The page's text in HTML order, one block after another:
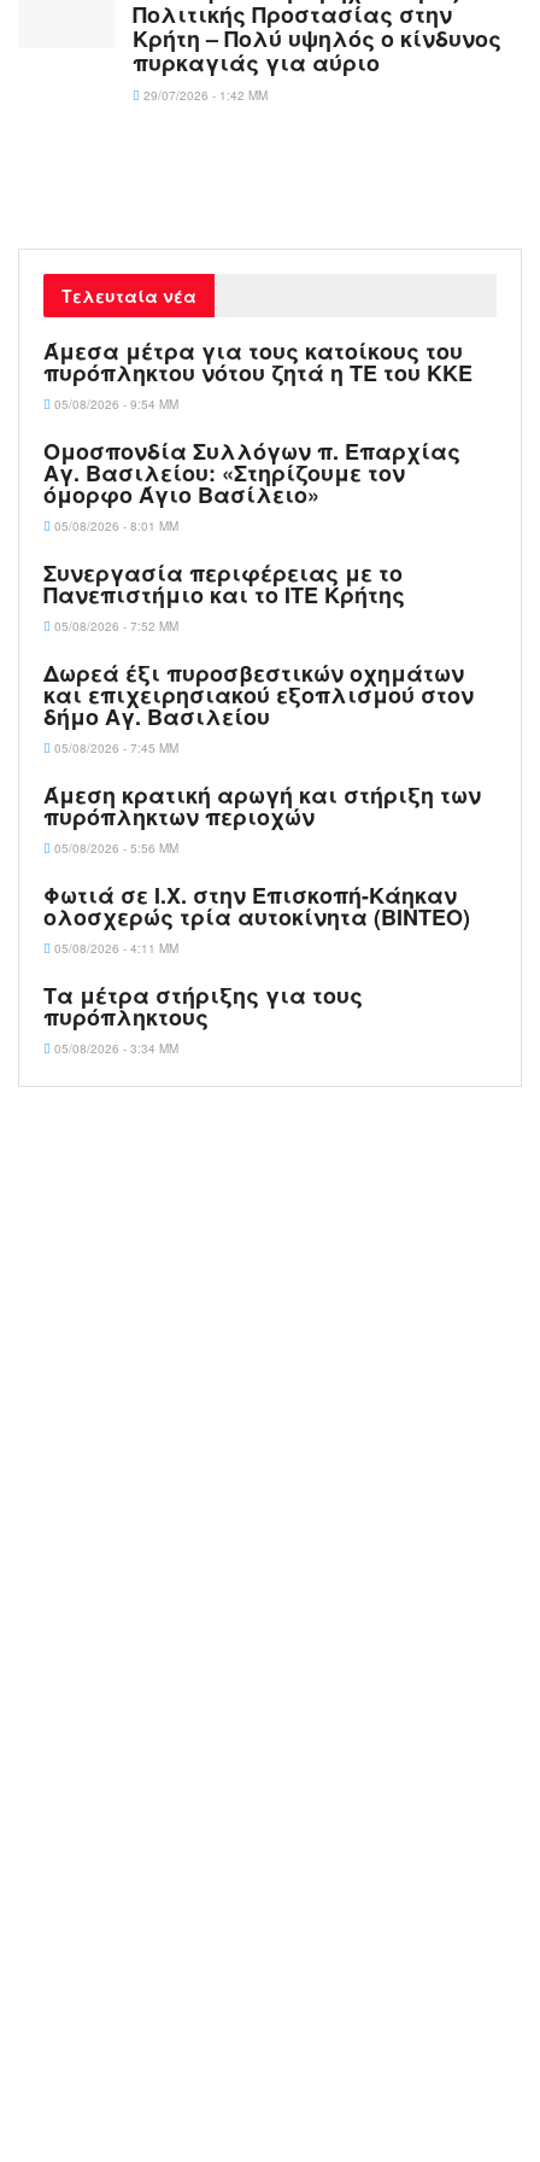
Πολιτικής Προστασίας στην
Κρήτη – Πολύ υψηλός ο κίνδυνος
πυρκαγιάς για αύριο
29/07/2026 - 1:42 ΜΜ
Τελευταία νέα
Άμεσα μέτρα για τους κατοίκους του
πυρόπληκτου νότου ζητά η ΤΕ του ΚΚΕ
05/08/2026 - 9:54 ΜΜ
Ομοσπονδία Συλλόγων π. Επαρχίας
Αγ. Βασιλείου: «Στηρίζουμε τον
όμορφο Άγιο Βασίλειο»
05/08/2026 - 8:01 ΜΜ
Συνεργασία περιφέρειας με το
Πανεπιστήμιο και το ΙΤΕ Κρήτης
05/08/2026 - 7:52 ΜΜ
Δωρεά έξι πυροσβεστικών οχημάτων
και επιχειρησιακού εξοπλισμού στον
δήμο Αγ. Βασιλείου
05/08/2026 - 7:45 ΜΜ
Άμεση κρατική αρωγή και στήριξη των
πυρόπληκτων περιοχών
05/08/2026 - 5:56 ΜΜ
Φωτιά σε Ι.Χ. στην Επισκοπή-Κάηκαν
ολοσχερώς τρία αυτοκίνητα (ΒΙΝΤΕΟ)
05/08/2026 - 4:11 ΜΜ
Τα μέτρα στήριξης για τους
πυρόπληκτους
05/08/2026 - 3:34 ΜΜ